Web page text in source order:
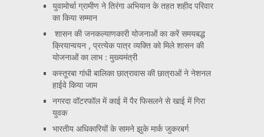
युवामोर्चा ग्रामीण ने तिरंगा अभियान के तहत शहीद परिवार
का किया सम्मान
शासन की जनकल्याणकारी योजनाओं का करें समयबद्ध
क्रियान्वयन , प्रत्येक पात्र व्यक्ति को मिले शासन की
योजनाओं का लाभ : मुख्यमंत्री
कस्तूरबा गांधी बालिका छात्रावास की छात्राओं ने नेशनल
हाईवे किया जाम
नगरदा वॉटरफॉल में काई में पैर फिसलने से खाई में गिरा
युवक
भारतीय अधिकारियों के सामने झुके मार्क जुकरबर्ग